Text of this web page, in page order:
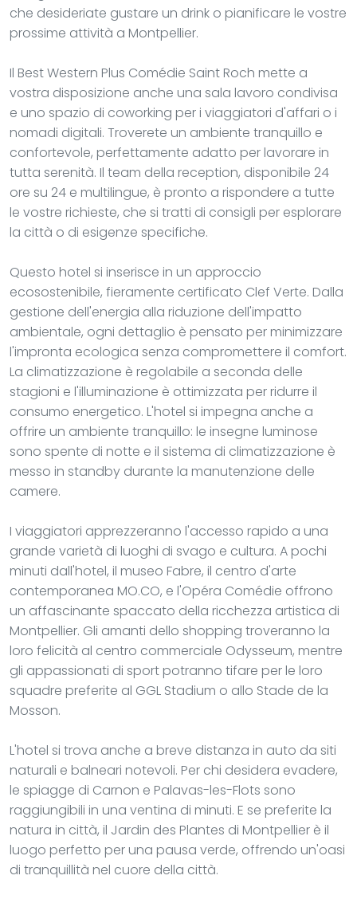
che desideriate gustare un drink o pianificare le vostre
prossime attività a Montpellier.
Il Best Western Plus Comédie Saint Roch mette a
vostra disposizione anche una sala lavoro condivisa
e uno spazio di coworking per i viaggiatori d'affari o i
nomadi digitali. Troverete un ambiente tranquillo e
confortevole, perfettamente adatto per lavorare in
tutta serenità. Il team della reception, disponibile 24
ore su 24 e multilingue, è pronto a rispondere a tutte
le vostre richieste, che si tratti di consigli per esplorare
la città o di esigenze specifiche.
Questo hotel si inserisce in un approccio
ecosostenibile, fieramente certificato Clef Verte. Dalla
gestione dell'energia alla riduzione dell'impatto
ambientale, ogni dettaglio è pensato per minimizzare
l'impronta ecologica senza compromettere il comfort.
La climatizzazione è regolabile a seconda delle
stagioni e l'illuminazione è ottimizzata per ridurre il
consumo energetico. L'hotel si impegna anche a
offrire un ambiente tranquillo: le insegne luminose
sono spente di notte e il sistema di climatizzazione è
messo in standby durante la manutenzione delle
camere.
I viaggiatori apprezzeranno l'accesso rapido a una
grande varietà di luoghi di svago e cultura. A pochi
minuti dall'hotel, il museo Fabre, il centro d'arte
contemporanea MO.CO, e l'Opéra Comédie offrono
un affascinante spaccato della ricchezza artistica di
Montpellier. Gli amanti dello shopping troveranno la
loro felicità al centro commerciale Odysseum, mentre
gli appassionati di sport potranno tifare per le loro
squadre preferite al GGL Stadium o allo Stade de la
Mosson.
L'hotel si trova anche a breve distanza in auto da siti
naturali e balneari notevoli. Per chi desidera evadere,
le spiagge di Carnon e Palavas-les-Flots sono
raggiungibili in una ventina di minuti. E se preferite la
natura in città, il Jardin des Plantes di Montpellier è il
luogo perfetto per una pausa verde, offrendo un'oasi
di tranquillità nel cuore della città.